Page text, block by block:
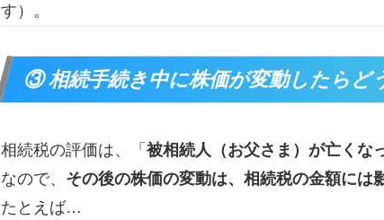
す）。
③ 相続手続き中に株価が変動したらど
相続税の評価は、「 被相続人（お父さま）が亡くな
なので、 その後の株価の変動は、相続税の金額には
たとえば…